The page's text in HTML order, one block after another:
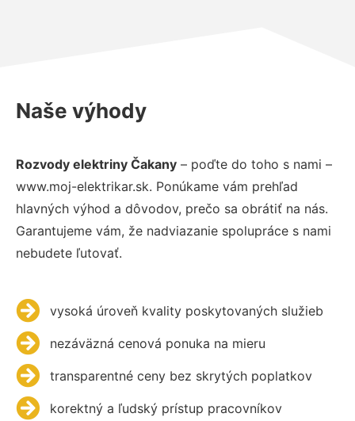
Naše výhody
Rozvody elektriny Čakany – poďte do toho s nami –
www.moj-elektrikar.sk. Ponúkame vám prehľad
hlavných výhod a dôvodov, prečo sa obrátiť na nás.
Garantujeme vám, že nadviazanie spolupráce s nami
nebudete ľutovať.
vysoká úroveň kvality poskytovaných služieb
nezáväzná cenová ponuka na mieru
transparentné ceny bez skrytých poplatkov
korektný a ľudský prístup pracovníkov